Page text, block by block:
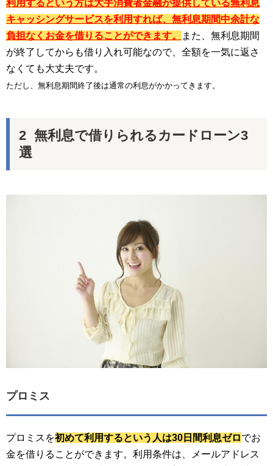
利用するという方は大手消費者金融が提供している無利息
キャッシングサービスを利用すれば、無利息期間中余計な
負担なくお金を借りることができます。
また、無利息期間
が終了してからも借り入れ可能なので、全額を一気に返さ
なくても大丈夫です。
ただし、無利息期間終了後は通常の利息がかかってきます。
無利息で借りられるカードローン3
選
プロミス
プロミスを初めて利用するという人は30日間利息ゼロでお
金を借りることができます。利用条件は、メールアドレス